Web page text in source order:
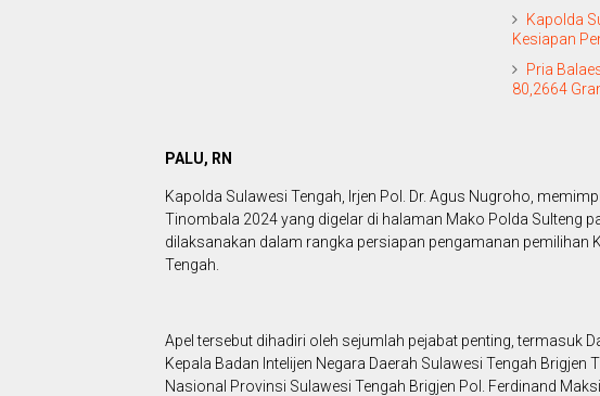
Kapolda
Kesiapan
Pria
80,2664
PALU, RN
Kapolda Sulawesi Tengah, Irjen Pol. Dr. Agus Nugroho,
Tinombala 2024 yang digelar di halaman Mako Polda Sulteng
dilaksanakan dalam rangka persiapan pengamanan pemilihan
Tengah.
Apel tersebut dihadiri oleh sejumlah pejabat penting, termasuk
Kepala Badan Intelijen Negara Daerah Sulawesi Tengah
Nasional Provinsi Sulawesi Tengah Brigjen Pol. Ferdinand